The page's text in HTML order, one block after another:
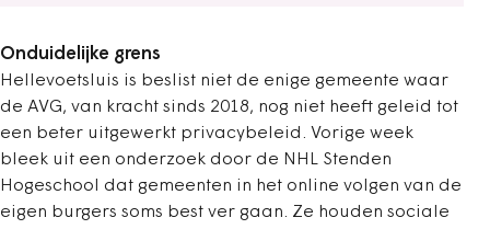
Onduidelijke grens
Hellevoetsluis is beslist niet de enige gemeente waar
de AVG, van kracht sinds 2018, nog niet heeft geleid tot
een beter uitgewerkt privacybeleid. Vorige week
bleek uit een onderzoek door de NHL Stenden
Hogeschool dat gemeenten in het online volgen van de
eigen burgers soms best ver gaan. Ze houden sociale